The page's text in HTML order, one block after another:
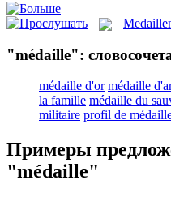
"médaille":
médaille d'or médaille
la famille médaille du
militaire profil de
Примеры
"médaille"